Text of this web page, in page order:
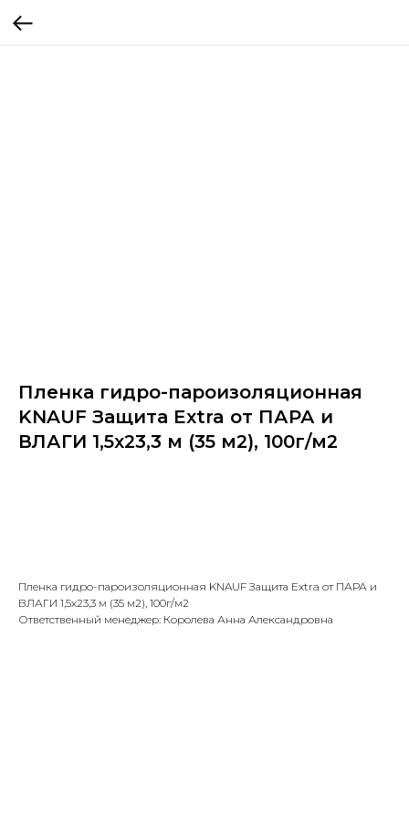
Пленка гидро-пароизоляционная
KNAUF Защита Extra от ПАРА и
ВЛАГИ 1,5х23,3 м (35 м2), 100г/м2
Пленка гидро-пароизоляционная KNAUF Защита Extra от ПАРА и
ВЛАГИ 1,5х23,3 м (35 м2), 100г/м2
Ответственный менеджер: Королева Анна Александровна